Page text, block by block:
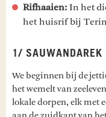
Rifhaaien: In het
het huisrif bij
1/ SAUWANDAREK
We beginnen bij de
het wemelt van
lokale dorpen, elk met